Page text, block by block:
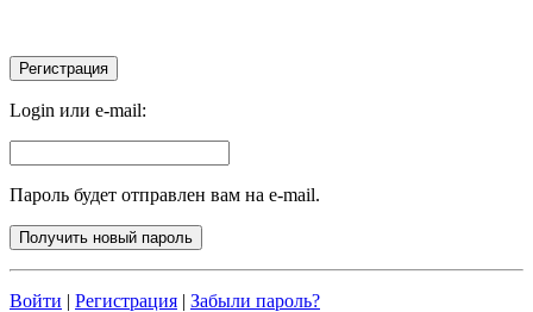
Login или e-mail:
Пароль будет отправлен вам на e-mail.
Войти | Регистрация | Забыли пароль?